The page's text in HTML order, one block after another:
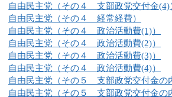
自由民主党（その４ 支部政党交付金(4)
自由民主党（その４ 経常経費）
自由民主党（その４ 政治活動費(1)）
自由民主党（その４ 政治活動費(2)）
自由民主党（その４ 政治活動費(3)）
自由民主党（その４ 政治活動費(4)）
自由民主党（その５ 支部政党交付金の
自由民主党（その５ 支部政党交付金の